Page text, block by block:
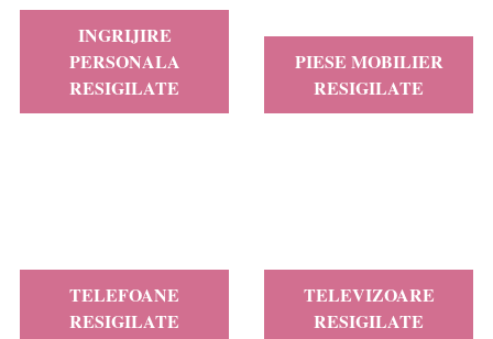
INGRIJIRE
PERSONALA
RESIGILATE
PIESE MOBILIER
RESIGILATE
TELEFOANE
RESIGILATE
TELEVIZOARE
RESIGILATE